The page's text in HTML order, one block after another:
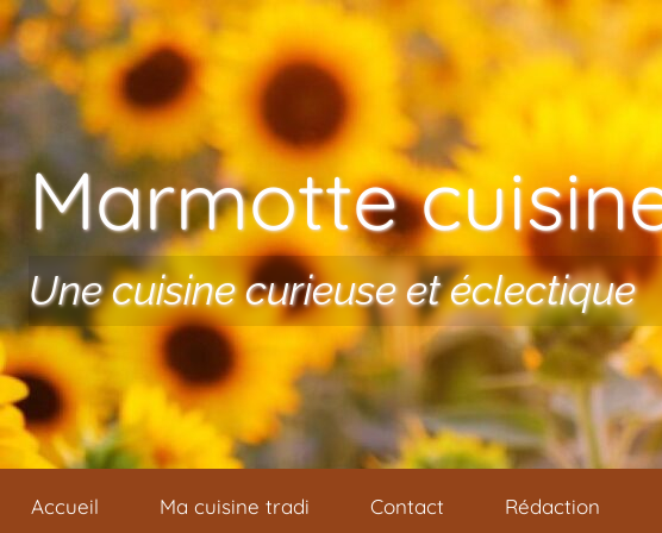
Aller au contenu
Marmotte
Une cuisine curieuse et éclectique
Accueil Ma cuisine tradi Contact Rédaction